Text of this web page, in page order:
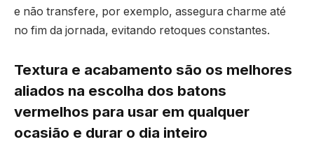
e não transfere, por exemplo, assegura charme até
no fim da jornada, evitando retoques constantes.
Textura e acabamento são os melhores
aliados na escolha dos batons
vermelhos para usar em qualquer
ocasião e durar o dia inteiro